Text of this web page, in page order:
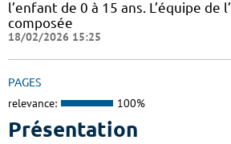
l’enfant de 0 à 15 ans. L’équipe de
composée
18/02/2026 15:25
PAGES
relevance: 100%
Présentation